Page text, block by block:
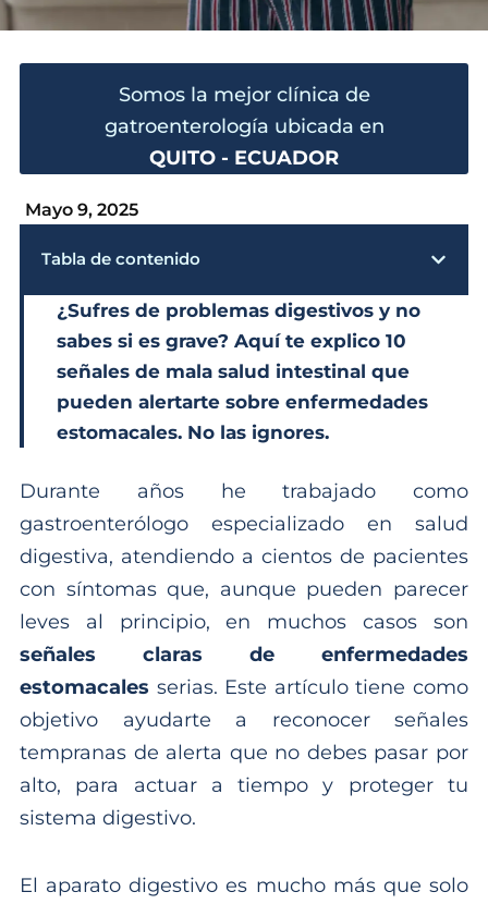
Somos la mejor clínica de
gatroenterología ubicada en
QUITO - ECUADOR
Mayo 9, 2025
Tabla de contenido
¿Sufres de problemas digestivos y no
sabes si es grave? Aquí te explico 10
señales de mala salud intestinal que
pueden alertarte sobre enfermedades
estomacales. No las ignores.
Durante años he trabajado como
gastroenterólogo especializado en salud
digestiva, atendiendo a cientos de pacientes
con síntomas que, aunque pueden parecer
leves al principio, en muchos casos son
señales claras de enfermedades
estomacales serias. Este artículo tiene como
objetivo ayudarte a reconocer señales
tempranas de alerta que no debes pasar por
alto, para actuar a tiempo y proteger tu
sistema digestivo.
El aparato digestivo es mucho más que solo